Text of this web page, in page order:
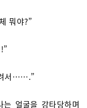
뭐야?”
려서…….”
얼굴을 강타당하며